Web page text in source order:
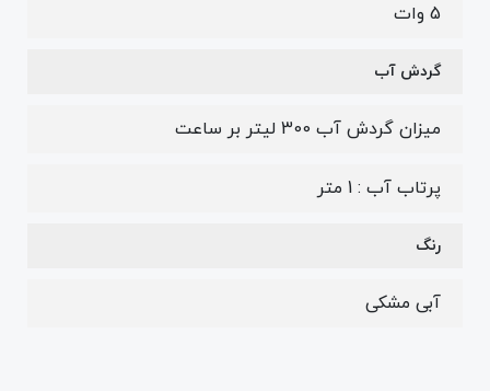
5 وات
گردش آب
میزان گردش آب 300 لیتر بر ساعت
پرتاب آب : 1 متر
رنگ
آبی مشکی